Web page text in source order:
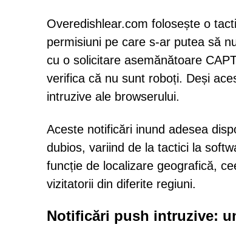
Overedishlear.com folosește o
permisiuni pe care s-ar putea să
cu o solicitare asemănătoare
verifica că nu sunt roboți. Deși
intruzive ale browserului.
Aceste notificări inund adesea
dubios, variind de la tactici la
funcție de localizare geografică,
vizitatorii din diferite regiuni.
Notificări push intruzive: